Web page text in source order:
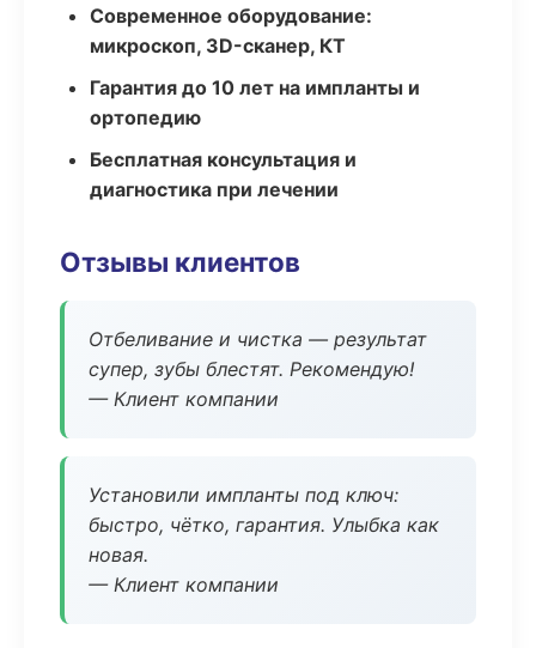
Современное оборудование:
микроскоп, 3D-сканер, КТ
Гарантия до 10 лет на импланты и
ортопедию
Бесплатная консультация и
диагностика при лечении
Отзывы клиентов
Отбеливание и чистка — результат
супер, зубы блестят. Рекомендую!
— Клиент компании
Установили импланты под ключ:
быстро, чётко, гарантия. Улыбка как
новая.
— Клиент компании